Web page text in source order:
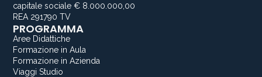
capitale sociale € 8.000.000,00
REA 291790 TV
PROGRAMMA
Aree Didattiche
Formazione in Aula
Formazione in Azienda
Viaggi Studio